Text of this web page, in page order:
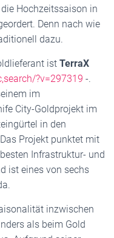
Hochzeitssaison in
Denn nach wie
dazu.
ist TerraX
?v=297319 -.
im
City-Goldprojekt im
in den
Projekt punktet mit
Infrastruktur- und
ist eines von sechs
inzwischen
als beim Gold